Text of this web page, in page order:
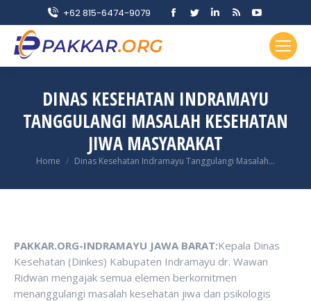
+62 815-6474-9079
Facebook
in
window
Twitter
in
window
Linkedin
in
window
Rss
opens
in
window
YouTube
page
opens
in
window
DINAS KESEHATAN INDRAMAYU
TANGGULANGI MASALAH KESEHATAN
JIWA MASYARAKAT
You are here:
Home Dinas Kesehatan Indramayu Tanggulangi Masalah…
PAKKAR.ORG-INDRAMAYU JAWA BARAT:Kepala Dinas
Kesehatan (Dinkes) Kabupaten Indramayu dr. Wawan
Ridwan mengajak semua elemen berkomitmen
menanggulangi masalah kesehatan jiwa dan psikologis